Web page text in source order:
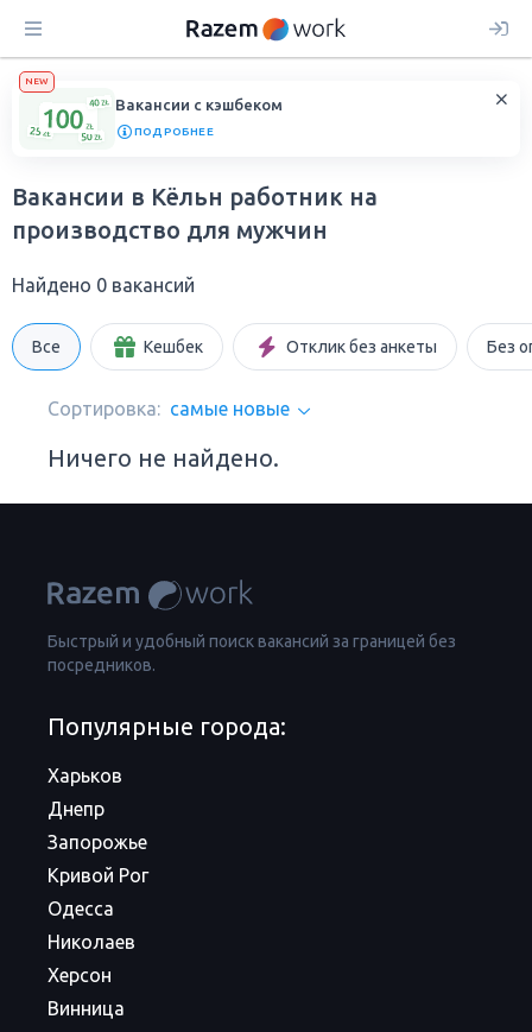
NEW
Вакансии с кэшбеком
ПОДРОБНЕЕ
Вакансии в Кёльн работник на
производство для мужчин
Найдено 0 вакансий
Все Кешбек Отклик без анкеты Без
Сортировка: самые новые
Ничего не найдено.
Быстрый и удобный поиск вакансий за границей без
посредников.
Популярные города:
Харьков
Днепр
Запорожье
Кривой Рог
Одесса
Николаев
Херсон
Винница